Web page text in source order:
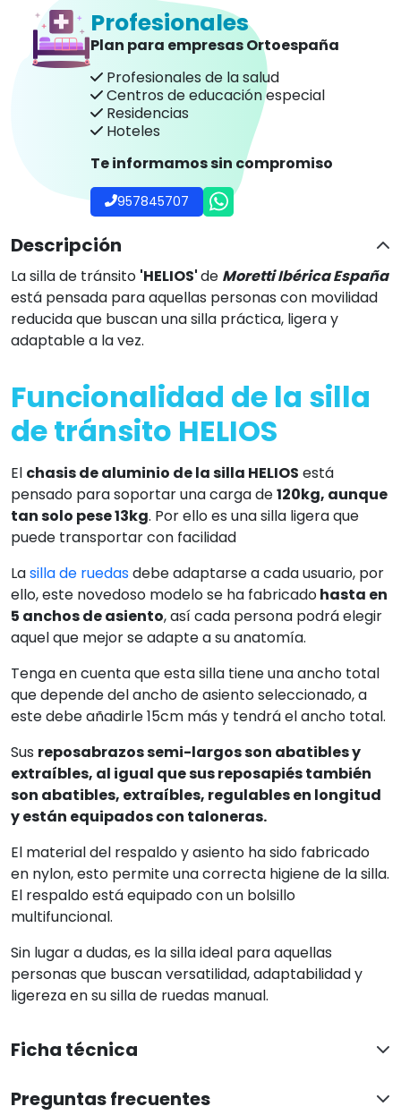
Profesionales
Plan para empresas Ortoespaña
Profesionales de la salud
Centros de educación especial
Residencias
Hoteles
Te informamos sin compromiso
957845707
Descripción
La silla de tránsito 'HELIOS'de Moretti Ibérica España
está pensada para aquellas personas con movilidad
reducida que buscan una silla práctica, ligera y
adaptable a la vez.
Funcionalidad de la silla
de tránsito HELIOS
El chasis de aluminio de lasilla HELIOS está
pensado para soportar una carga de120kg, aunque
tan solo pese 13kg. Por ello es una silla ligera que
puede transportar con facilidad
Lasilla de ruedasdebe adaptarse a cada usuario, por
ello, este novedoso modelo se ha fabricadohasta en
5 anchos de asiento, así cada persona podrá elegir
aquel que mejor se adapte a su anatomía.
Tenga en cuenta que esta silla tiene una ancho total
que depende del ancho de asiento seleccionado, a
este debe añadirle 15cm más y tendrá el ancho total.
Sus reposabrazos semi-largos son abatibles y
extraíbles, al igual que sus reposapiés también
son abatibles, extraíbles, regulables en longitud
y están equipados con taloneras.
El material del respaldo y asiento ha sido fabricado
en nylon, esto permite una correcta higiene de la silla.
El respaldo está equipado con un bolsillo
multifuncional.
Sin lugar a dudas, es la silla ideal para aquellas
personas que buscan versatilidad, adaptabilidad y
ligereza en su silla de ruedas manual.
Ficha técnica
Preguntas frecuentes